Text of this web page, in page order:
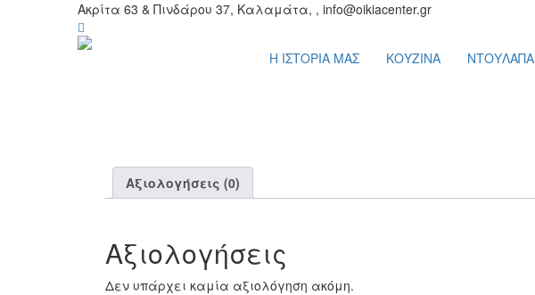
Ακρίτα 63 & Πινδάρου 37, Καλαμάτα, , info@oikiacenter.gr
Η ΙΣΤΟΡΙΑ ΜΑΣ ΚΟΥΖΙΝΑ ΝΤΟΥΛΑΠΑ
Αξιολογήσεις (0)
Αξιολογήσεις
Δεν υπάρχει καμία αξιολόγηση ακόμη.